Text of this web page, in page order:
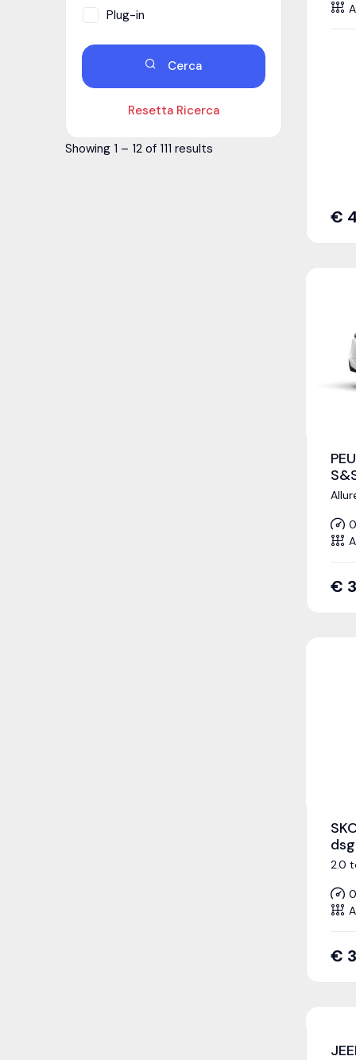
Plug-in
Cerca
Resetta Ricerca
Showing 1 – 12 of 111 results
€
€
dsg
2.0
€